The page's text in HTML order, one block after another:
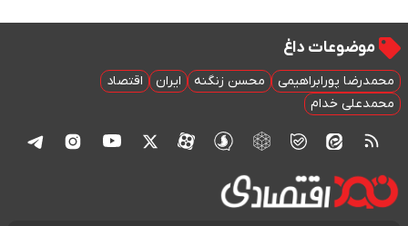
موضوعات داغ
محمدرضا پورابراهیمی محسن زنگنه ایران
اقتصاد
محمدعلی خدام